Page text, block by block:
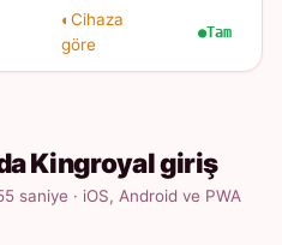
Cihaza
göre
Tam
Kingroyal giriş
saniye · iOS, Android ve PWA